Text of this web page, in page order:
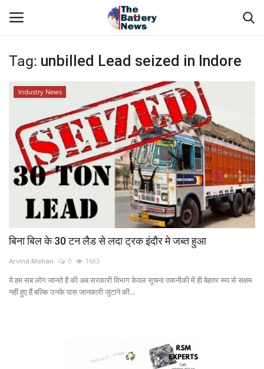
Login Register
Technical Presentations
About Us
News & Articles
Technical Info
Govt. Affair
Power ON
Tag: unbilled Lead seized in Indore
Industry News
बिना बिल के 30 टन लैड से लदा ट्रक इंदौर मे जब्त हुआ
Arvind Mohan 0 1663
ये हम सब लोग जानते हैं की अब सरकारी विभाग केवल सूचना तकनीकी में ही बेहतर रूप से सक्षम
नहीं हुए हैं बल्कि उनके पास जानकारी जुटाने की...